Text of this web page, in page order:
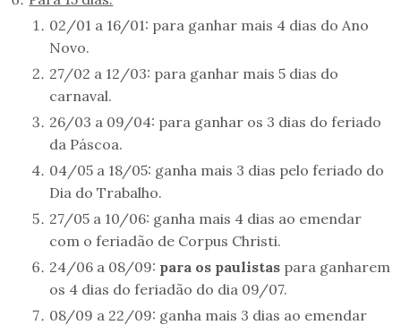
02/01 a 16/01: para ganhar mais 4 dias do Ano
Novo.
27/02 a 12/03: para ganhar mais 5 dias do
carnaval.
26/03 a 09/04: para ganhar os 3 dias do feriado
da Páscoa.
04/05 a 18/05: ganha mais 3 dias pelo feriado do
Dia do Trabalho.
27/05 a 10/06: ganha mais 4 dias ao emendar
com o feriadão de Corpus Christi.
24/06 a 08/09: para os paulistaspara ganharem
os 4 dias do feriadão do dia 09/07.
08/09 a 22/09: ganha mais 3 dias ao emendar